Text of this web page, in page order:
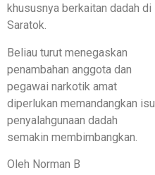
khususnya berkaitan dadah di
Saratok.
Beliau turut menegaskan
penambahan anggota dan
pegawai narkotik amat
diperlukan memandangkan isu
penyalahgunaan dadah
semakin membimbangkan.
Oleh Norman B